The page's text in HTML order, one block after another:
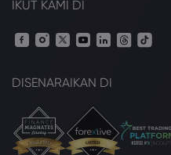
IKUT KAMI DI
DISENARAIKAN DI